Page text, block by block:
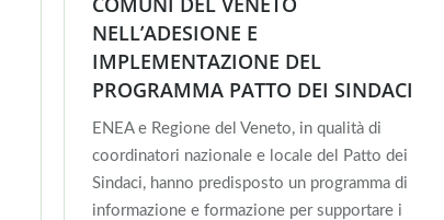
NELL’ADESIONE E
IMPLEMENTAZIONE DEL
PROGRAMMA PATTO DEI SINDACI
ENEA e Regione del Veneto, in qualità di
coordinatori nazionale e locale del Patto dei
Sindaci, hanno predisposto un programma di
informazione e formazione per supportare i